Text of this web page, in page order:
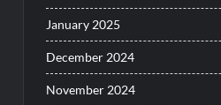
January 2025
December 2024
November 2024